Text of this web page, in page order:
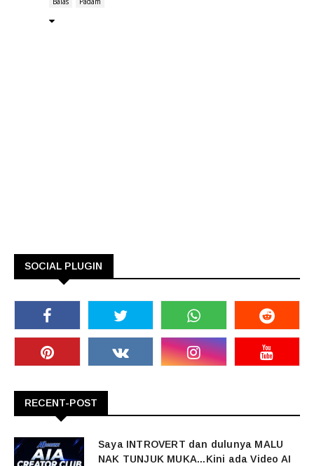
SOCIAL PLUGIN
RECENT-POST
Saya INTROVERT dan dulunya MALU
NAK TUNJUK MUKA...Kini ada Video AI